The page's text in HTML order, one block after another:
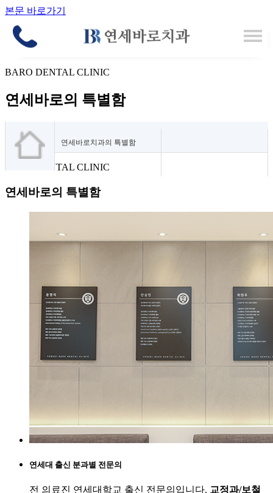
본문 바로가기
BARO DENTAL CLINIC
연세바로의 특별함
연세바로치과의 특별함
BARO DENTAL CLINIC
연세바로의 특별함
연세대 출신 분과별 전문의
전 의료진 연세대학교 출신 전문의입니다. 교정과/보철